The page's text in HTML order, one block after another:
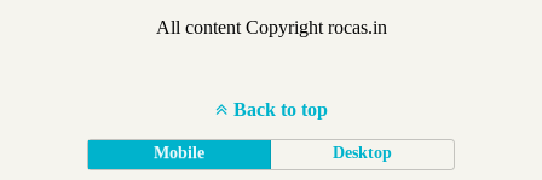
All content Copyright rocas.in
Back to top
Mobile Desktop